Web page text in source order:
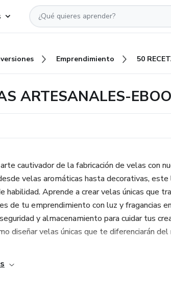
Emprendimiento
ARTESANALES-
cautivador de la fabricación de velas con
velas aromáticas hasta decorativas,
habilidad. Aprende a crear velas únicas que
de tu emprendimiento con luz y fragancias
y almacenamiento para cuidar tus
diseñar velas únicas que te diferenciarán del